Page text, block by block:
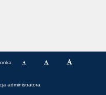
administratora